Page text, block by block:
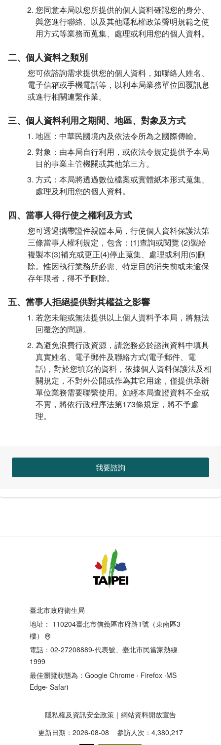
您同意本局以您所提供的個人資料確認您的身分、
與您進行聯絡、以及其他隱私權政策聲明規範之使
用方式等業務而蒐集、處理或利用您的個人資料。
二、個人資料之類別
您可依諮詢需求提供您的個人資料，如聯絡人姓名、
電子信箱或手機電話等，以利本局業務單位回覆訊息
或進行相關連繫作業。
三、個人資料利用之期間、地區、對象及方式
地區：中華民國境內及依法令所為之國際傳輸。
對象：由本局自行利用，或依法令規定提供予本局
目的事業主管機關或其他第三方。
方式：本局將透過數位檔案或實體紙本形式蒐集、
處理及利用您的個人資料。
四、當事人得行使之權利及方式
您可透過攜帶證件親臨本局，行使個人資料保護法第
三條當事人權利規定，包含：(1)查詢或閱覽 (2)製給
複製本(3)補充或更正(4)停止蒐集、處理或利用(5)刪
除。惟因執行業務所必需、特定目的消失前或未逾保
存年限者，得不予刪除。
五、當事人拒絕提供對其權益之影響
若您未能或無法提供以上個人資料予本局，將無法
回覆您的問題。
為避免浪費行政資源，請您務必於諮詢資料中填具
真實姓名、電子郵件及聯絡方式(電子郵件、電
話)，對於您填寫的資料，依據個人資料保護法及相
關規定，不對外公開或作為其它用途，僅提供承辦
單位業務需要聯繫使用。如經本局查證資料不全或
不實，將依行政程序法第173條規定，將不予處
理。
我要諮詢
臺北市政府衛生局
地址： 110204臺北市信義區市府路1號（東南區3
樓）
電話：02-27208889-代表號、臺北市民當家熱線
1999
最佳瀏覽狀態為：Google Chrome ‧ Firefox ‧MS
Edge‧ Safari
隱私權及資訊安全政策 ｜ 網站資料開放宣告
更新日期：2026-08-08
參訪人次：4,380,217